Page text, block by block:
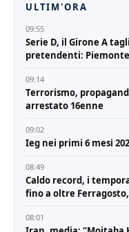
ULTIM'ORA
09:55
Serie D, il Girone A
pretendenti:
09:14
Terrorismo,
arrestato 16enne
09:02
Ieg nei primi 6 mesi
08:49
Caldo record, i
fino a oltre
08:01